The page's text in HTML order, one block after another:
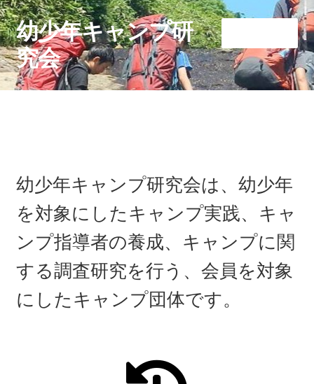
ナ
ビ
ゲ
ー
キ
プ
コ
ン
テ
ン
プ
幼少年キャンプ研
究会
ホーム
幼少年キャンプ研究会は、幼少年
を対象にしたキャンプ実践、キャ
ンプ指導者の養成、キャンプに関
する調査研究を行う、会員を対象
にしたキャンプ団体です。